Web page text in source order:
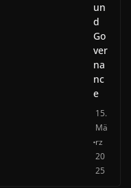
un
d
Go
ver
na
nc
e
15.
Mä
rz
20
25